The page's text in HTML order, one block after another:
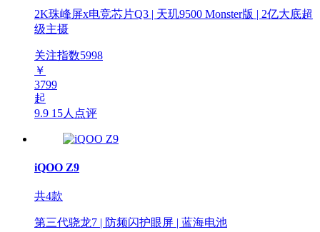
2K珠峰屏x电竞芯片Q3 | 天玑9500 Monster版 | 2亿大底超
级主摄
关注指数5998
￥
3799
起
9.9 15人点评
iQOO Z9
共4款
第三代骁龙7 | 防频闪护眼屏 | 蓝海电池